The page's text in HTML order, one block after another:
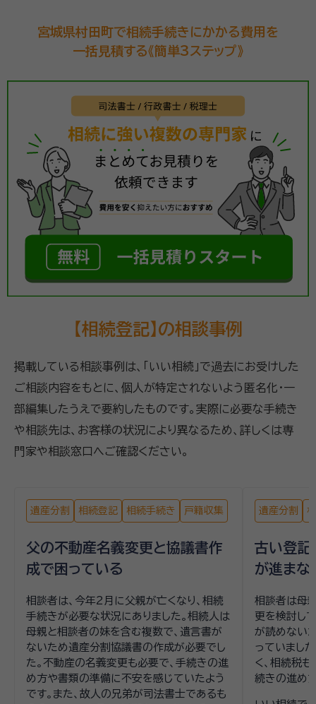
宮城県村田町で相続手続きにかかる費用を
一括見積する《簡単3ステップ》
【相続登記】の相談事例
掲載している相談事例は、「いい相続」で過去にお受けした
ご相談内容をもとに、個人が特定されないよう匿名化・一
部編集したうえで要約したものです。実際に必要な手続き
や相談先は、お客様の状況により異なるため、詳しくは専
門家や相談窓口へご確認ください。
遺産分割 相続登記 相続手続き 戸籍収集
父の不動産名義変更と協議書作
成で困っている
相談者は、今年2月に父親が亡くなり、相続
手続きが必要な状況にありました。相続人は
母親と相談者の妹を含む複数で、遺言書が
ないため遺産分割協議書の作成が必要でし
た。不動産の名義変更も必要で、手続きの進
め方や書類の準備に不安を感じていたよう
です。また、故人の兄弟が司法書士であるも
遺産分割
古い登記
が進まな
相談者は母
更を検討し
が読めない
っていまし
く、相続税
続きの進め